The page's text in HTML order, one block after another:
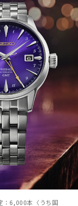
：6,000本〈うち国